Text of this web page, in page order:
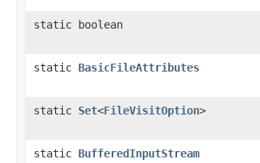
static boolean
static BasicFileAttributes
static Set<FileVisitOption>
static BufferedInputStream